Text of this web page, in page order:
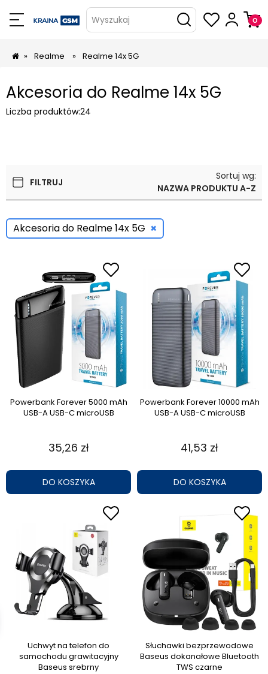
Wyszukaj
» Realme » Realme 14x 5G
Akcesoria do Realme 14x 5G
Liczba produktów:24
FILTRUJ
Sortuj wg:
NAZWA PRODUKTU A-Z
Akcesoria do Realme 14x 5G ×
Powerbank Forever 5000 mAh
USB-A USB-C microUSB
35,26 zł
DO KOSZYKA
Powerbank Forever 10000 mAh
USB-A USB-C microUSB
41,53 zł
DO KOSZYKA
Uchwyt na telefon do
samochodu grawitacyjny
Baseus srebrny
Słuchawki bezprzewodowe
Baseus dokanałowe Bluetooth
TWS czarne